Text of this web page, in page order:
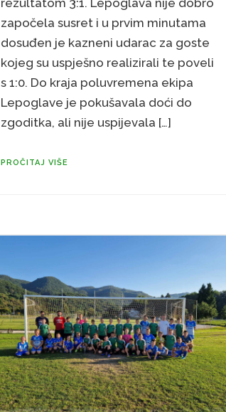
rezultatom 3:1. Lepoglava nije dobro
započela susret i u prvim minutama
dosuđen je kazneni udarac za goste
kojeg su uspješno realizirali te poveli
s 1:0. Do kraja poluvremena ekipa
Lepoglave je pokušavala doći do
zgoditka, ali nije uspijevala […]
PROČITAJ VIŠE